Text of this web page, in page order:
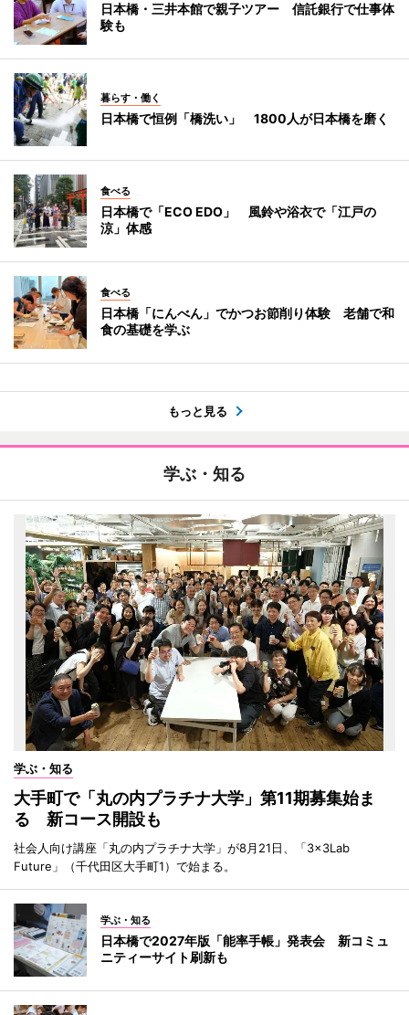
日本橋・三井本館で親子ツアー 信託銀行で仕事体
験も
暮らす・働く
日本橋で恒例「橋洗い」 1800人が日本橋を磨く
食べる
日本橋で「ECO EDO」 風鈴や浴衣で「江戸の
涼」体感
食べる
日本橋「にんべん」でかつお節削り体験 老舗で和
食の基礎を学ぶ
もっと見る
学ぶ・知る
学ぶ・知る
大手町で「丸の内プラチナ大学」第11期募集始ま
る 新コース開設も
社会人向け講座「丸の内プラチナ大学」が8月21日、「3×3Lab
Future」（千代田区大手町1）で始まる。
学ぶ・知る
日本橋で2027年版「能率手帳」発表会 新コミュ
ニティーサイト刷新も